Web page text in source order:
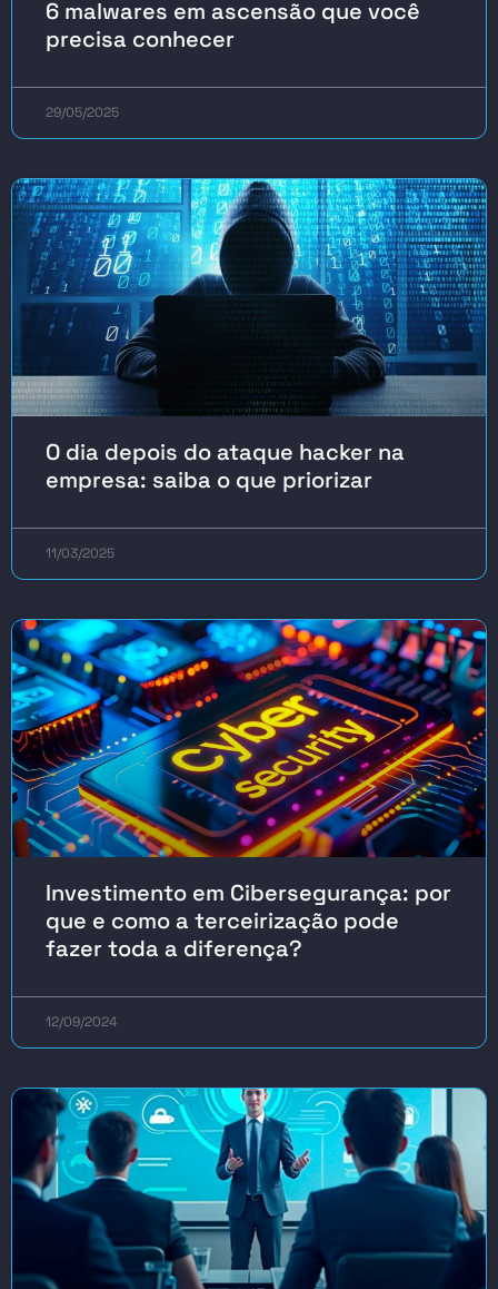
6 malwares em ascensão que você
precisa conhecer
29/05/2025
O dia depois do ataque hacker na
empresa: saiba o que priorizar
11/03/2025
Investimento em Cibersegurança: por
que e como a terceirização pode
fazer toda a diferença?
12/09/2024